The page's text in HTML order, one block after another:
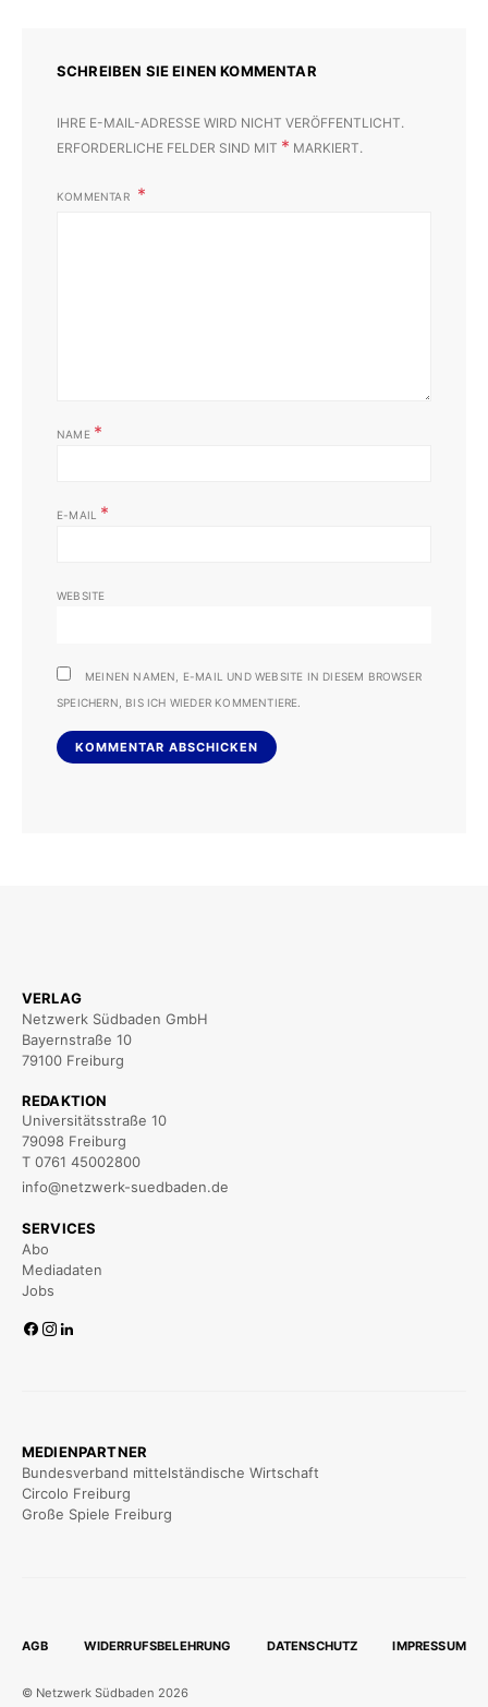
SCHREIBEN SIE EINEN KOMMENTAR
IHRE E-MAIL-ADRESSE WIRD NICHT VERÖFFENTLICHT.
ERFORDERLICHE FELDER SIND MIT * MARKIERT.
KOMMENTAR
NAME *
E-MAIL *
WEBSITE
MEINEN NAMEN, E-MAIL UND WEBSITE IN DIESEM BROWSER
SPEICHERN, BIS ICH WIEDER KOMMENTIERE.
VERLAG
Netzwerk Südbaden GmbH
Bayernstraße 10
79100 Freiburg
REDAKTION
Universitätsstraße 10
79098 Freiburg
T 0761 45002800
info@netzwerk-suedbaden.de
SERVICES
Abo
Mediadaten
Jobs
MEDIENPARTNER
Bundesverband mittelständische Wirtschaft
Circolo Freiburg
Große Spiele Freiburg
AGB WIDERRUFSBELEHRUNG DATENSCHUTZ IMPRESSUM
© Netzwerk Südbaden 2026